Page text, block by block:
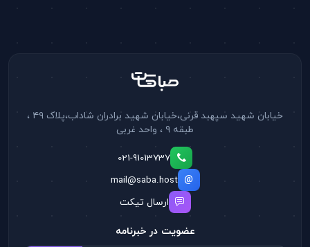
خیابان شهید سپهبد قرنی،خیابان شهید برادران شاداب،پلاک ۴۹ ،
طبقه ۹ ، واحد غربی
021-91013737
mail@saba.host
ارسال تیکت
عضویت در خبرنامه